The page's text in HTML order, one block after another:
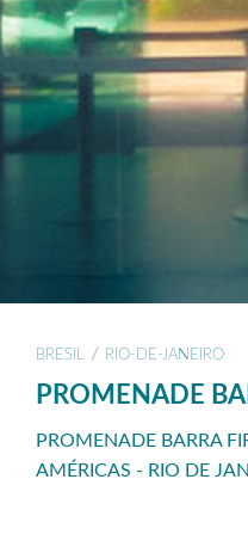
BRESIL / RIO-DE-JANEIRO
PROMENADE
PROMENADE BARRA
AMÉRICAS - RIO DE